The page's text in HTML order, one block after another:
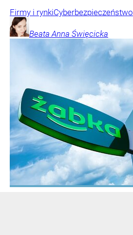
Firmy i rynkiCyberbezpieczeństwo
Beata Anna Święcicka